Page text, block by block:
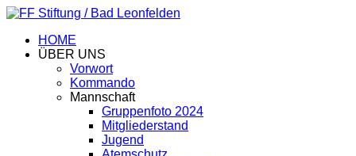
HOME
ÜBER UNS
Vorwort
Kommando
Mannschaft
Gruppenfoto 2024
Mitgliederstand
Jugend